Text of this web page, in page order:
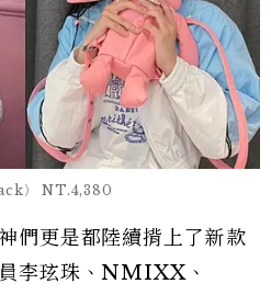
） NT.4,380
們更是都陸續揹上了新款
李玹珠、NMIXX、